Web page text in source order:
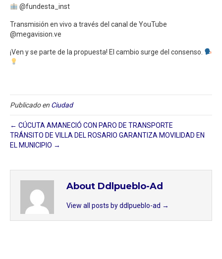
@fundesta_inst
Transmisión en vivo a través del canal de YouTube
@megavision.ve
¡Ven y se parte de la propuesta! El cambio surge del consenso.
Publicado en Ciudad
← CÚCUTA AMANECIÓ CON PARO DE TRANSPORTE
TRÁNSITO DE VILLA DEL ROSARIO GARANTIZA MOVILIDAD EN
EL MUNICIPIO →
About Ddlpueblo-Ad
View all posts by ddlpueblo-ad →